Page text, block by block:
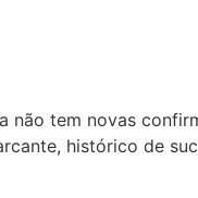
não tem novas
histórico de